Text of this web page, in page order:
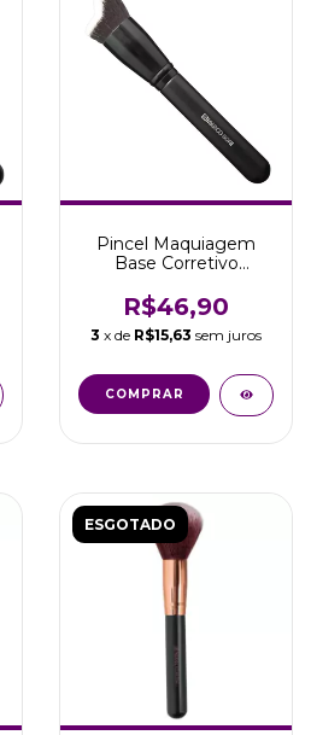
Pincel Maquiagem
Base Corretivo
Marco Boni
R$46,90
3 x de R$15,63 sem juros
COMPRAR
ESGOTADO